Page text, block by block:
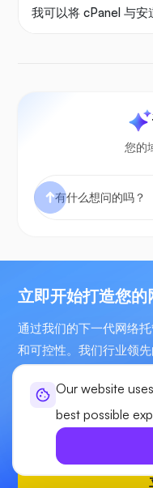
Our website
best possible
我可以将 cPanel 与安
您的
立即开始打造您的
通过我们的下一代网络
和可控性。我们行业领